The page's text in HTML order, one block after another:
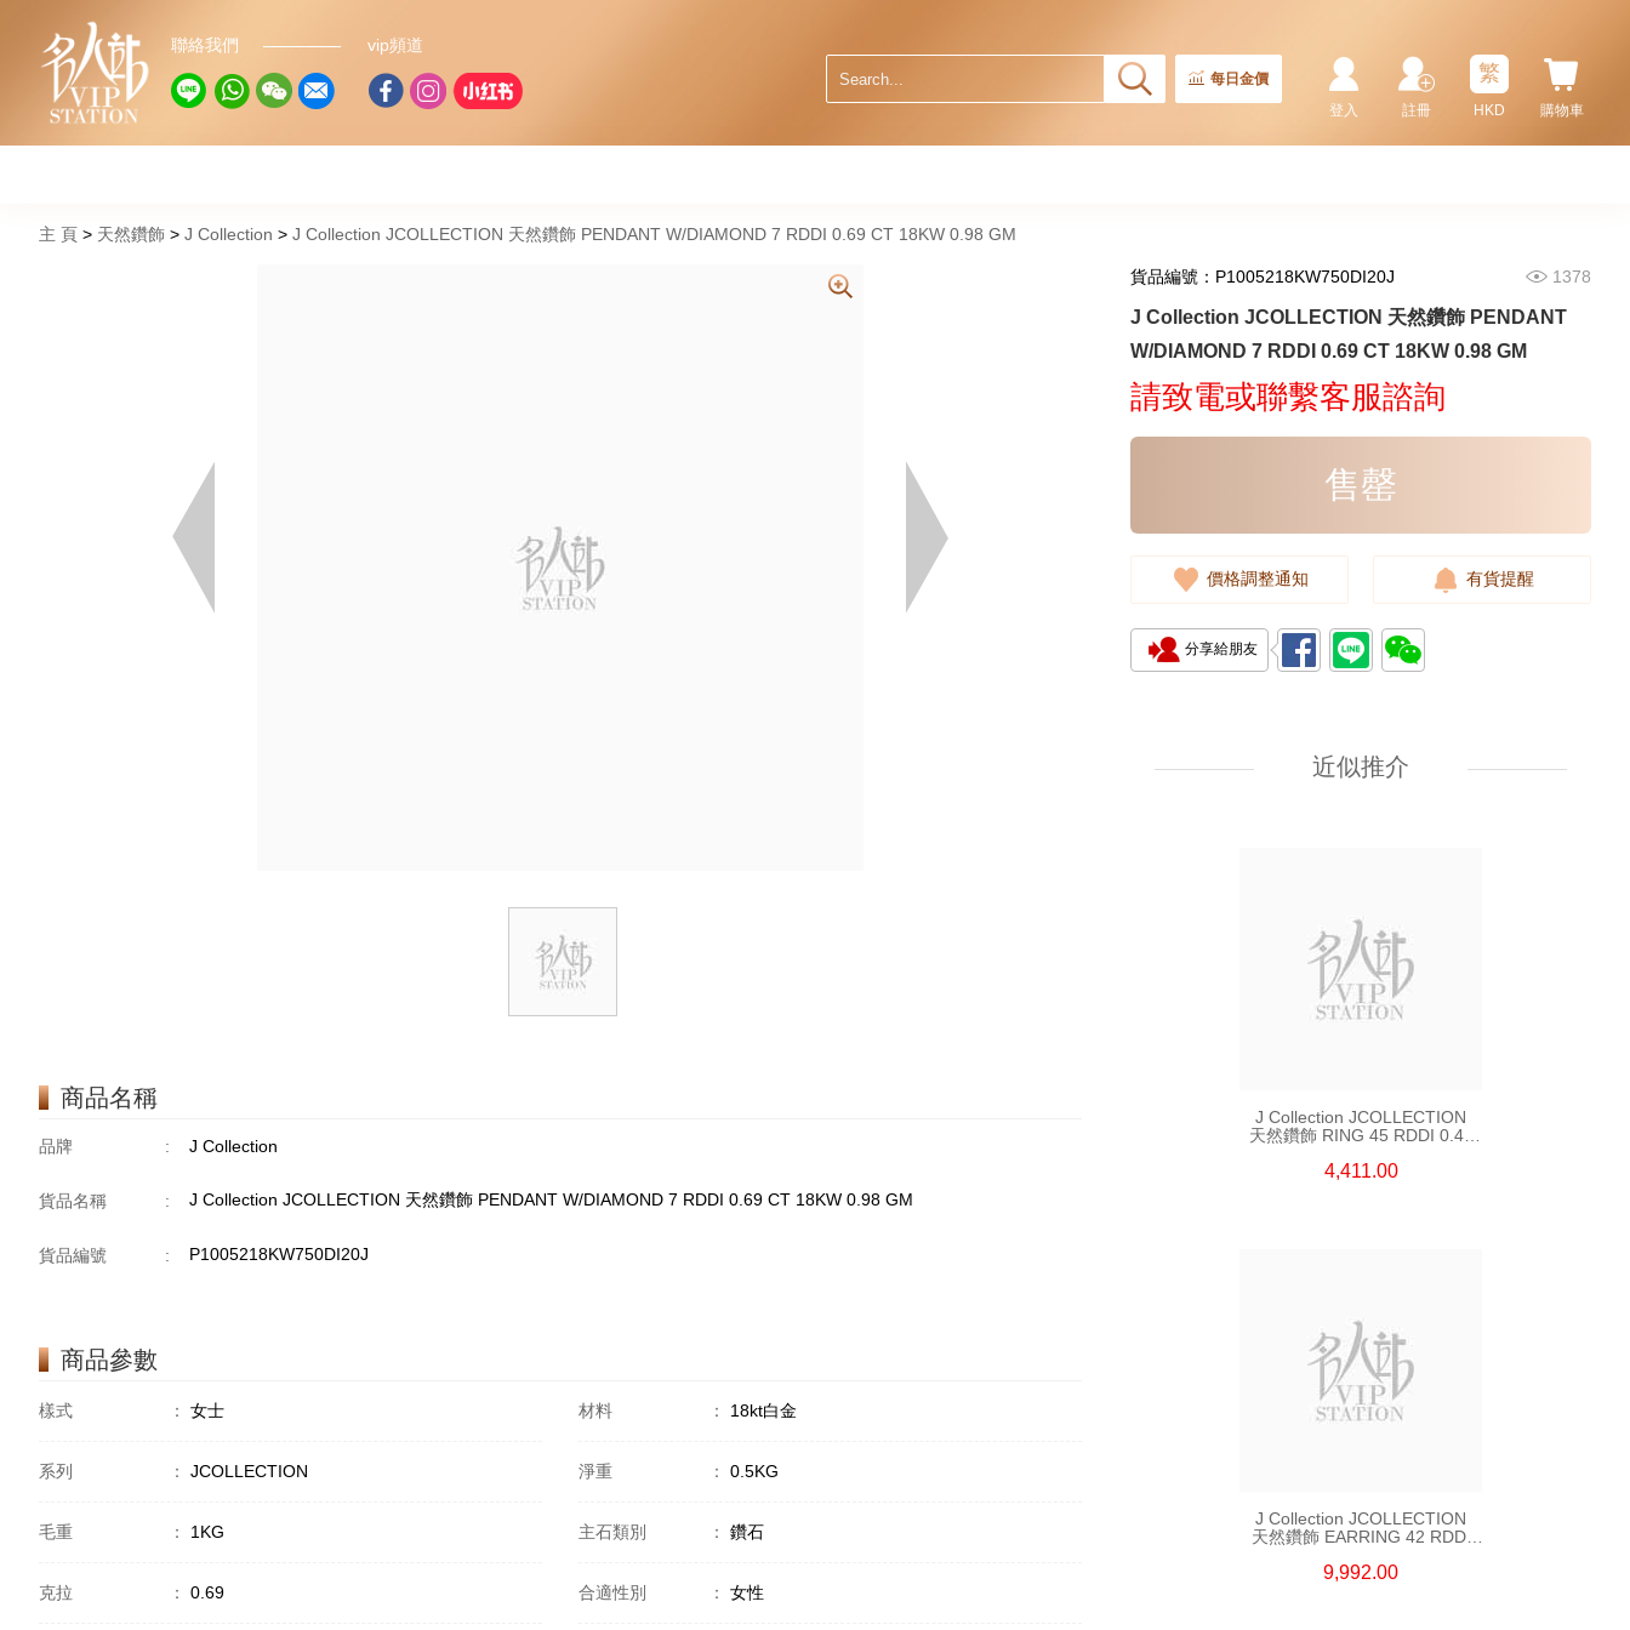
聯絡我們 vip頻道
每日金價
購物車
繁
HKD
註冊
登入
主 頁 天然鑽飾 J Collection J Collection JCOLLECTION 天然鑽飾 PENDANT W/DIAMOND 7 RDDI 0.69 CT 18KW 0.98 GM
商品名稱
品牌 : J Collection
貨品名稱 : J Collection JCOLLECTION 天然鑽飾 PENDANT W/DIAMOND 7 RDDI 0.69 CT 18KW 0.98 GM
貨品編號 : P1005218KW750DI20J
商品參數
樣式 ： 女士 材料 ： 18kt白金
系列 ： JCOLLECTION 淨重 ： 0.5KG
毛重 ： 1KG 主石類別 ： 鑽石
克拉 ： 0.69 合適性別 ： 女性
貨品編號：P1005218KW750DI20J 1378
J Collection JCOLLECTION 天然鑽飾 PENDANT
W/DIAMOND 7 RDDI 0.69 CT 18KW 0.98 GM
請致電或聯繫客服諮詢
售罄
價格調整通知 有貨提醒
分享給朋友
近似推介
J Collection JCOLLECTION
天然鑽飾 RING W/DIAMOND 17
RDDI 0.32 CT18KR 2.14 GM
18KW 4.50 GM (Head 6.5mm)
3,764.00
J Collection JCOLLECTION
天然鑽飾 RING 45 RDDI 0.48
4,411.00
J Collection JCOLLECTION
天然鑽飾 EARRING 42 RDDI
9,992.00